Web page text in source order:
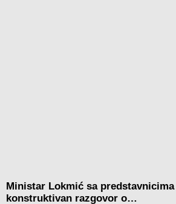
Ministar Lokmić sa
konstruktivan razgovor o…